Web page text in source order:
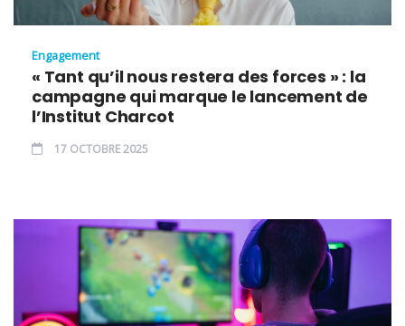
Engagement
« Tant qu’il nous restera des forces » : la
campagne qui marque le lancement de
l’Institut Charcot
17 OCTOBRE 2025